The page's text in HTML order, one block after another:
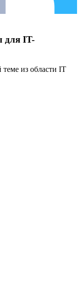
для IT-
из области IT